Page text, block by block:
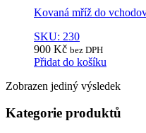
Kovaná mříž do
SKU: 230
900 Kč bez DPH
Přidat do košíku
Zobrazen jediný výsledek
Kategorie produktů